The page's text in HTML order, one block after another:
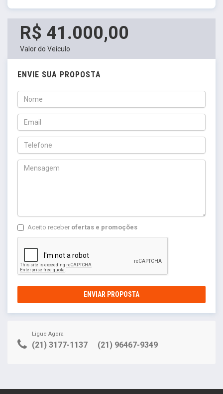
R$ 41.000,00
Valor do Veículo
ENVIE SUA PROPOSTA
Aceito receber ofertas e promoções
ENVIAR PROPOSTA
Ligue Agora
(21) 3177-1137 (21) 96467-9349